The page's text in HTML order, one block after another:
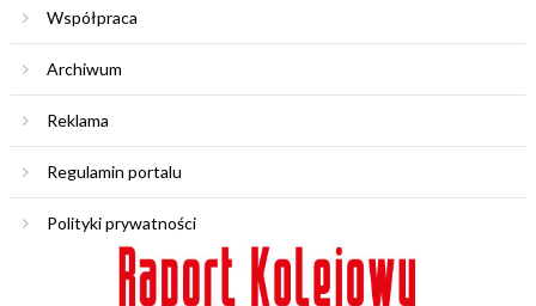
Współpraca
Archiwum
Reklama
Regulamin portalu
Polityki prywatności